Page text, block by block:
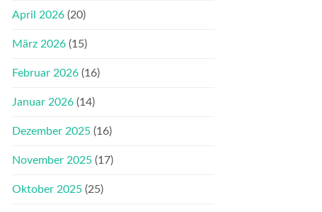
April 2026 (20)
März 2026 (15)
Februar 2026 (16)
Januar 2026 (14)
Dezember 2025 (16)
November 2025 (17)
Oktober 2025 (25)